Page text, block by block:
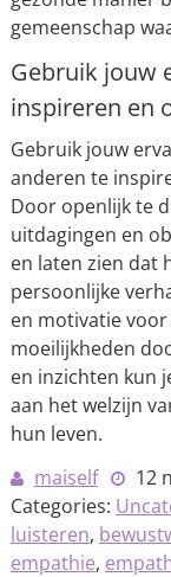
gemeenschap
Gebruik jouw
inspireren en
Gebruik jouw
anderen te
Door openlijk te
uitdagingen en
en laten zien dat
persoonlijke
en motivatie
moeilijkheden
en inzichten kun
aan het welzijn
hun leven.
maiself
12
Categories:
luisteren,
empathie,